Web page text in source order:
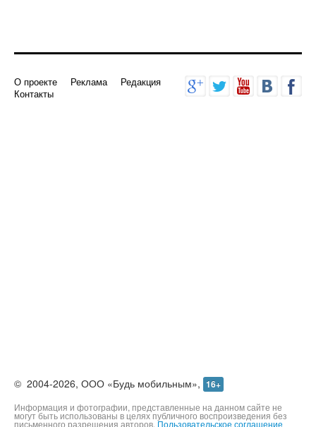
О проекте Реклама
Редакция
Контакты
© 2004-2026, ООО «Будь мобильным», 16+
Информация и фотографии, представленные на данном сайте не
могут быть использованы в целях публичного воспроизведения без
письменного разрешения авторов. Пользовательское соглашение